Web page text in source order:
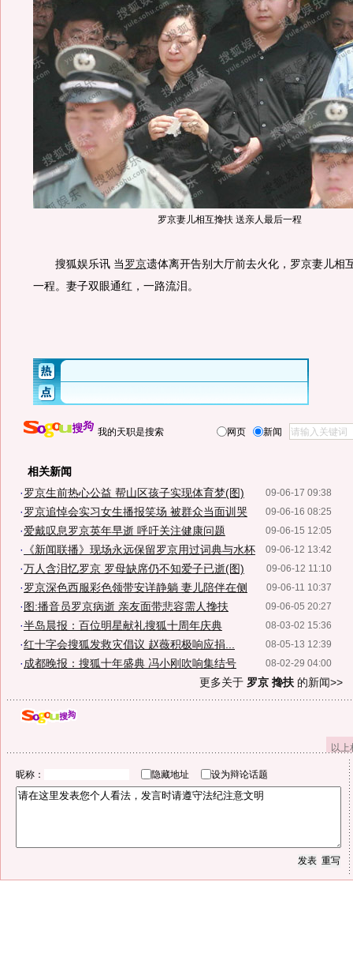
罗京妻儿相互搀扶 送亲人最后一程
搜狐娱乐讯 当罗京遗体离开告别大厅前去火化，罗京妻儿相
一程。妻子双眼通红，一路流泪。
我的天职是搜索 网页 新闻
相关新闻
09-06-17 09:38
·罗京生前热心公益 帮山区孩子实现体育梦(图)
09-06-16 08:25
·罗京追悼会实习女生播报笑场 被群众当面训哭
09-06-15 12:05
·爱戴叹息罗京英年早逝 呼吁关注健康问题
09-06-12 13:42
· 《新闻联播》现场永远保留罗京用过词典与水杯
09-06-12 11:10
·万人含泪忆罗京 罗母缺席仍不知爱子已逝(图)
09-06-11 10:37
·罗京深色西服彩色领带安详静躺 妻儿陪伴在侧
09-06-05 20:27
· 图:播音员罗京病逝 亲友面带悲容需人搀扶
08-03-02 15:36
·半岛晨报：百位明星献礼搜狐十周年庆典
08-05-13 12:39
·红十字会搜狐发救灾倡议 赵薇积极响应捐...
08-02-29 04:00
·成都晚报：搜狐十年盛典 冯小刚吹响集结号
更多关于 罗京 搀扶 的新闻>>
以
昵称： 隐藏地址 设为辩论话题